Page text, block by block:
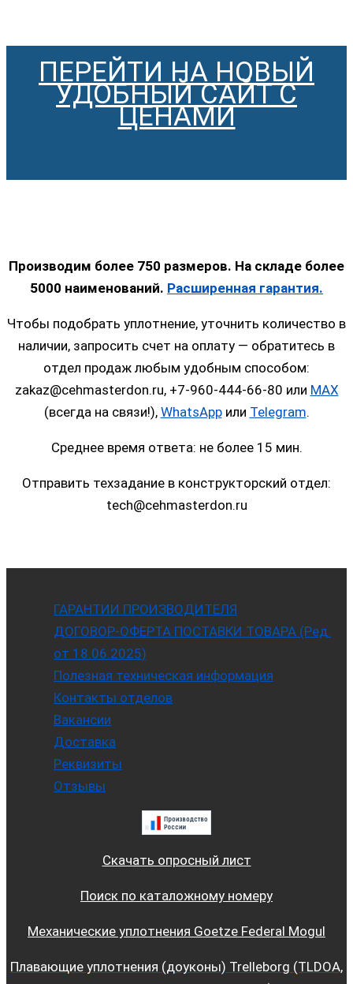
ПЕРЕЙТИ НА НОВЫЙ
УДОБНЫЙ САЙТ С
ЦЕНАМИ
Производим более 750 размеров. На складе более
5000 наименований. Расширенная гарантия.
Чтобы подобрать уплотнение, уточнить количество в
наличии, запросить счет на оплату — обратитесь в
отдел продаж любым удобным способом:
zakaz@cehmasterdon.ru, +7-960-444-66-80 или MAX
(всегда на связи!), WhatsAppили Telegram.
Среднее время ответа: не более 15 мин.
Отправить техзадание в конструкторский отдел:
tech@cehmasterdon.ru
ГАРАНТИИ ПРОИЗВОДИТЕЛЯ
ДОГОВОР-ОФЕРТА ПОСТАВКИ ТОВАРА (Ред.
от 18.06.2025)
Полезная техническая информация
Контакты отделов
Вакансии
Доставка
Реквизиты
Отзывы
Скачать опросный лист
Поиск по каталожному номеру
Механические уплотнения Goetze Federal Mogul
Плавающие уплотнения (доуконы) Trelleborg (TLDOA,